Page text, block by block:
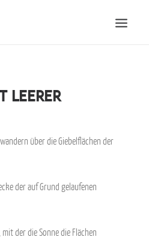
leerer
über die Giebelflächen der
der auf Grund gelaufenen
der die Sonne die Flächen